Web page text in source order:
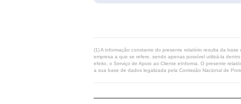
(1) A informação constante do presente relatório resulta da
empresa a que se refere, sendo apenas possível utilizá-la
efeito, o Serviço de Apoio ao Cliente eInforma. O presente
a sua base de dados legalizada pela Comissão Nacional de